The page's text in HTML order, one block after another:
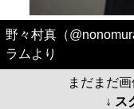
野々村真（
ラムより
まだまだ
↓ ス